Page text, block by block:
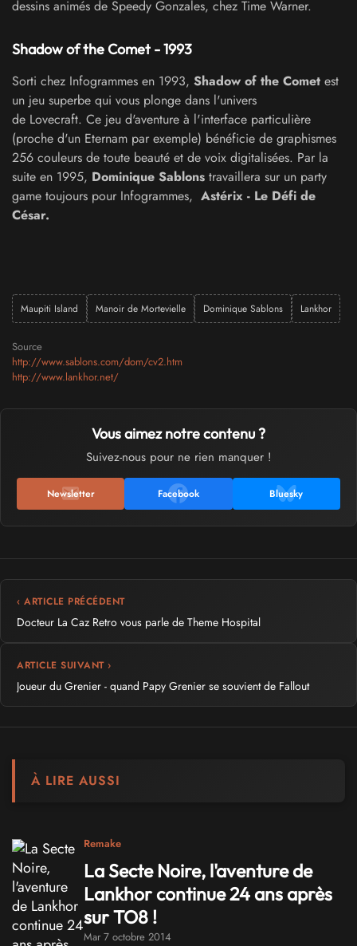
dessins animés de Speedy Gonzales, chez Time Warner.
Shadow of the Comet - 1993
Sorti chez Infogrammes en 1993, Shadow of the Comet est
un jeu superbe qui vous plonge dans l'univers
de Lovecraft. Ce jeu d'aventure à l'interface particulière
(proche d'un Eternam par exemple) bénéficie de graphismes
256 couleurs de toute beauté et de voix digitalisées. Par la
suite en 1995, Dominique Sablons travaillera sur un party
game toujours pour Infogrammes, Astérix - Le Défi de
César.
Maupiti Island Manoir de Mortevielle Dominique Sablons Lankhor
Source
http://www.sablons.com/dom/cv2.htm
http://www.lankhor.net/
Vous aimez notre contenu ?
Suivez-nous pour ne rien manquer !
Newsletter Facebook Bluesky
‹ ARTICLE PRÉCÉDENT
Docteur La Caz Retro vous parle de Theme Hospital
ARTICLE SUIVANT ›
Joueur du Grenier - quand Papy Grenier se souvient de Fallout
À LIRE AUSSI
Remake
La Secte Noire, l'aventure de
Lankhor continue 24 ans après
sur TO8 !
Mar 7 octobre 2014